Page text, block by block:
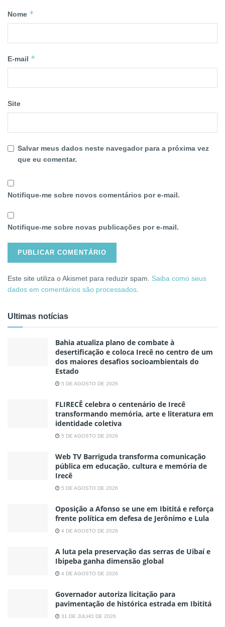
Nome *
E-mail *
Site
Salvar meus dados neste navegador para a próxima vez
que eu comentar.
Notifique-me sobre novos comentários por e-mail.
Notifique-me sobre novas publicações por e-mail.
Este site utiliza o Akismet para reduzir spam. Saiba como seus
dados em comentários são processados
Ultimas notícias
Bahia atualiza plano de combate à
desertificação e coloca Irecê no centro de um
dos maiores desafios socioambientais do
Estado
5 DE AGOSTO DE 2026
FLIRECÊ celebra o centenário de Irecê
transformando memória, arte e literatura em
identidade coletiva
5 DE AGOSTO DE 2026
Web TV Barriguda transforma comunicação
pública em educação, cultura e memória de
Irecê
5 DE AGOSTO DE 2026
Oposição a Afonso se une em Ibititá e reforça
frente política em defesa de Jerônimo e Lula
4 DE AGOSTO DE 2026
A luta pela preservação das serras de Uibaí e
Ibipeba ganha dimensão global
4 DE AGOSTO DE 2026
Governador autoriza licitação para
pavimentação de histórica estrada em Ibititá
31 DE JULHO DE 2026